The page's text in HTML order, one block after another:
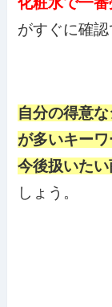
がすぐに確認
自分の得意
が多いキーワ
今後扱いた
しょう。